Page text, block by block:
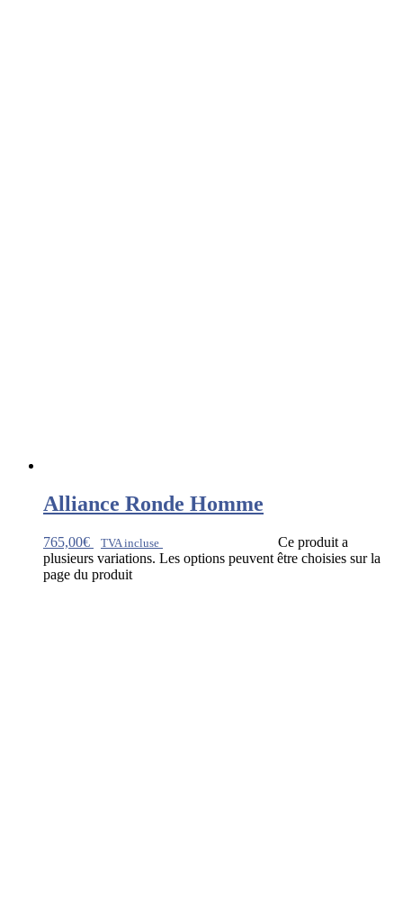
Alliance Ronde Homme
765,00€ TVA incluse
Ce produit a
plusieurs variations. Les options peuvent être choisies sur la
page du produit